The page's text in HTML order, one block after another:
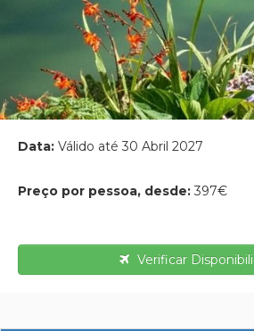
Data: Válido até 30 Abril 2027
Preço por pessoa, desde: 397€
Verificar